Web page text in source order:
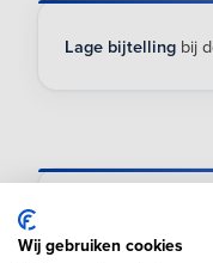
Lage bijtelling bij
Suzuki in
Wij gebruiken cookies